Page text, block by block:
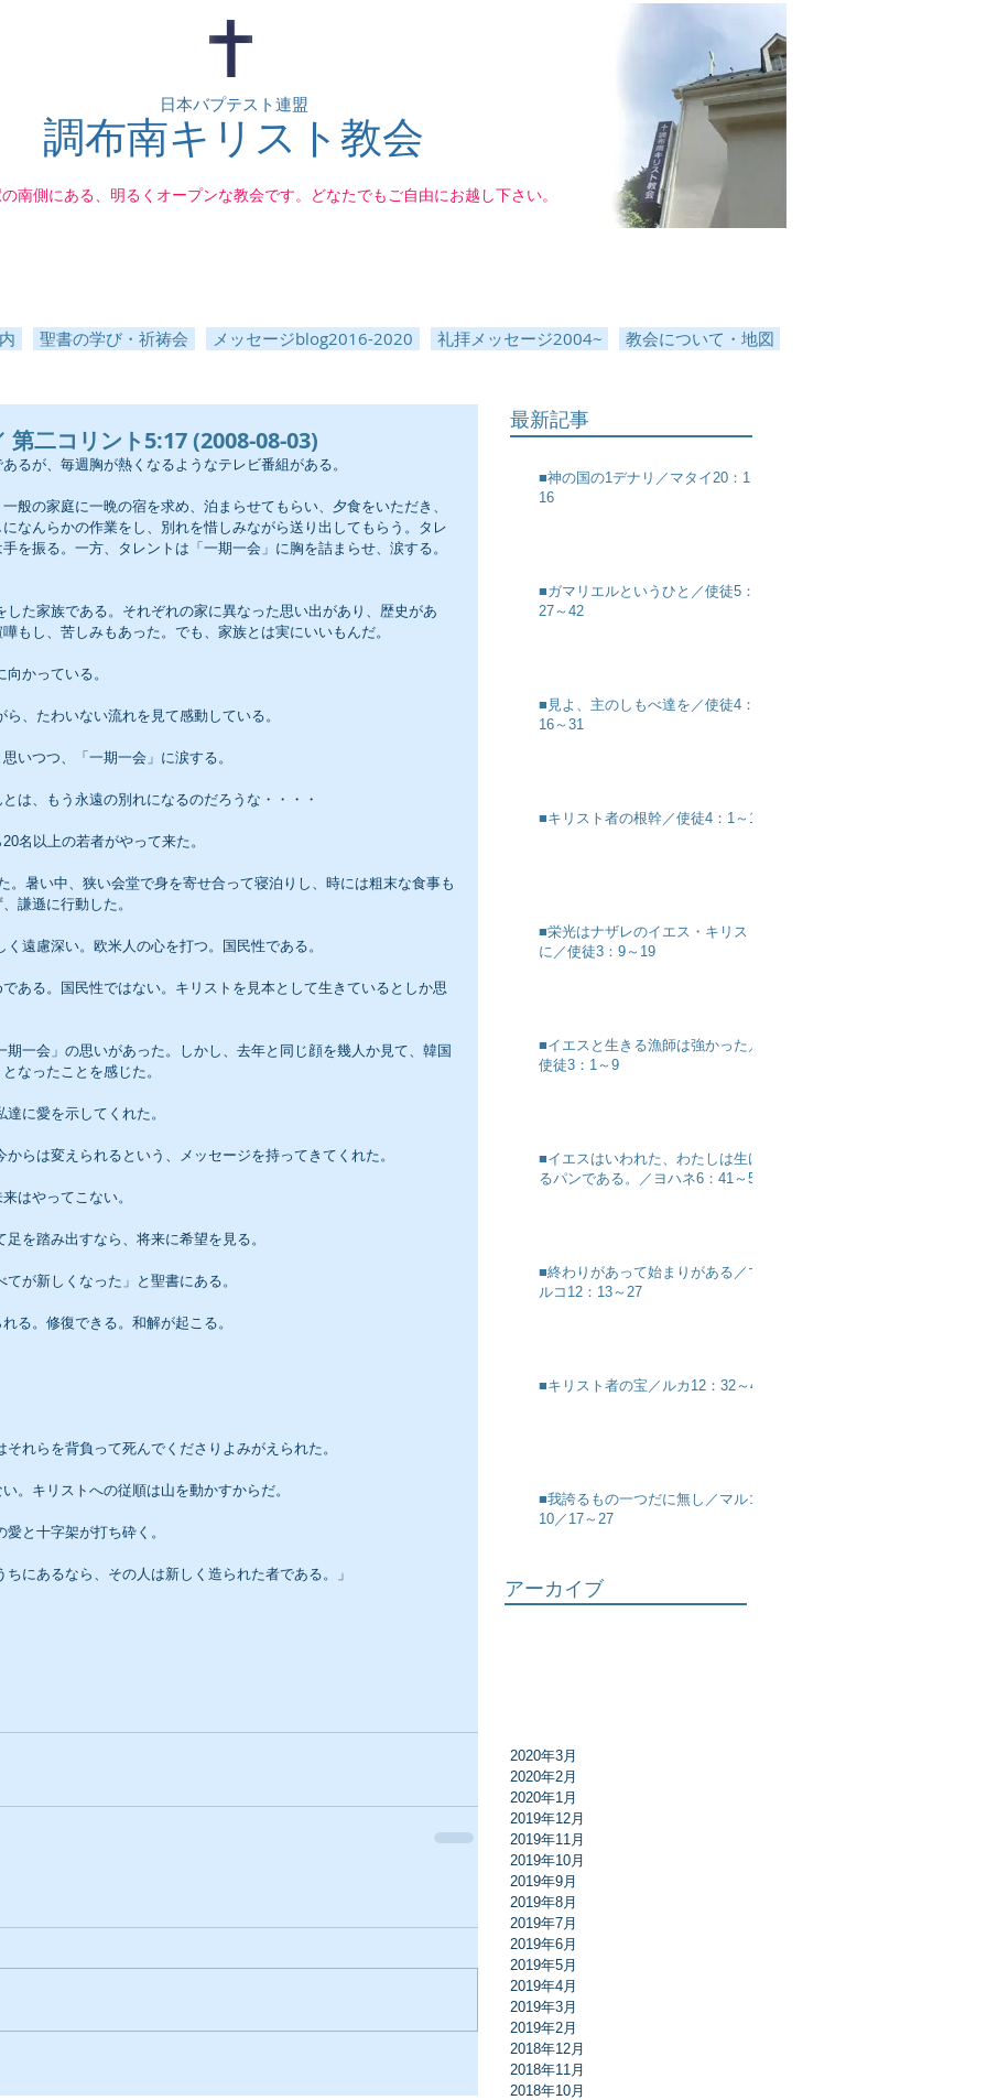
南側にある、明るくオープンな教会です。どなたでもご自由にお越し下さい。
日本バプテスト連盟
調布南キリスト教会
聖書の学び・祈祷会 メッセージblog2016-2020 礼拝メッセージ2004~ 教会について・地図
二コリント5:17 (2008-08-03)
るが、毎週胸が熱くなるようなテレビ番組がある。
般の家庭に一晩の宿を求め、泊まらせてもらい、夕食をいただき、
なんらかの作業をし、別れを惜しみながら送り出してもらう。タレ
を振る。一方、タレントは「一期一会」に胸を詰まらせ、涙する。
もし、苦しみもあった。でも、家族とは実にいいもんだ。
かっている。
、たわいない流れを見て感動している。
いつつ、「一期一会」に涙する。
は、もう永遠の別れになるのだろうな・・・・
名以上の若者がやって来た。
。暑い中、狭い会堂で身を寄せ合って寝泊りし、時には粗末な食事も
謙遜に行動した。
遠慮深い。欧米人の心を打つ。国民性である。
ある。国民性ではない。キリストを見本として生きているとしか思
なったことを感じた。
に愛を示してくれた。
らは変えられるという、メッセージを持ってきてくれた。
はやってこない。
を踏み出すなら、将来に希望を見る。
が新しくなった」と聖書にある。
る。修復できる。和解が起こる。
れらを背負って死んでくださりよみがえられた。
。キリストへの従順は山を動かすからだ。
と十字架が打ち砕く。
にあるなら、その人は新しく造られた者である。」
最新記事
■神の国の1デナリ／マタイ20：1～
16
■ガマリエルというひと／使徒5：
27～42
■見よ、主のしもべ達を／使徒4：
16～31
■キリスト者の根幹／使徒4：1～12
■栄光はナザレのイエス・キリスト
に／使徒3：9～19
■イエスと生きる漁師は強かった／
使徒3：1～9
■イエスはいわれた、わたしは生け
るパンである。／ヨハネ6：41～51
■終わりがあって始まりがある／マ
ルコ12：13～27
■キリスト者の宝／ルカ12：32～40
■我誇るもの一つだに無し／マルコ
10／17～27
アーカイブ
2020年3月
2020年2月
2020年1月
2019年12月
2019年11月
2019年10月
2019年9月
2019年8月
2019年7月
2019年6月
2019年5月
2019年4月
2019年3月
2019年2月
2018年12月
2018年11月
2018年10月